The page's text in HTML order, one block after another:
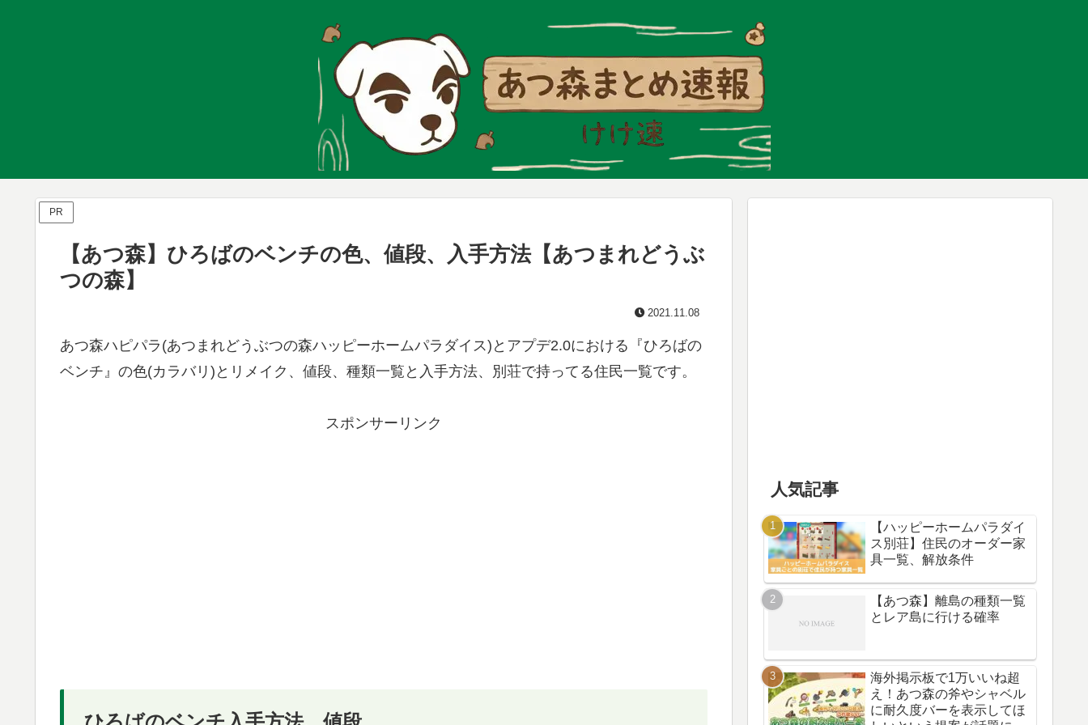
PR
【あつ森】ひろばのベンチの色、値段、入手方法【あつまれどうぶ
つの森】
2021.11.08
あつ森ハピパラ(あつまれどうぶつの森ハッピーホームパラダイス)とアプデ2.0における『ひろばの
ベンチ』の色(カラバリ)とリメイク、値段、種類一覧と入手方法、別荘で持ってる住民一覧です。
スポンサーリンク
人気記事
【ハッピーホームパラダイ
ス別荘】住民のオーダー家
具一覧、解放条件
【あつ森】離島の種類一覧
とレア島に行ける確率
海外掲示板で1万いいね超
え！あつ森の斧やシャベル
に耐久度バーを表示してほ